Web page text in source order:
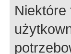
Niektóre